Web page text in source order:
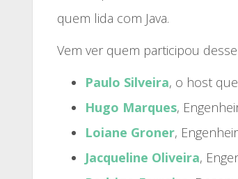
quem lida com Java.
Vem ver quem participou
Paulo Silveira, o host
Hugo Marques,
Loiane Groner,
Jacqueline Oliveira,